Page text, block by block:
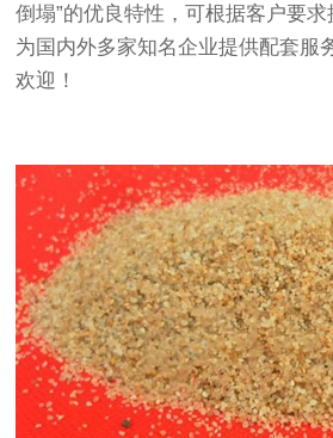
倒塌”的优良特性，可根据客户要
为国内外多家知名企业提供配套服
欢迎！